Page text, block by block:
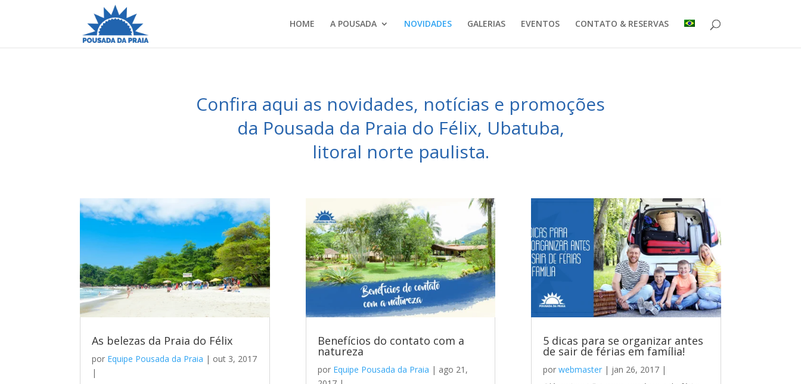
HOME A POUSADA NOVIDADES GALERIAS EVENTOS CONTATO & RESERVAS
Confira aqui as novidades, notícias e promoções
da Pousada da Praia do Félix, Ubatuba,
litoral norte paulista.
As belezas da Praia do Félix
por Equipe Pousada da Praia | out 3, 2017
|
Benefícios do contato com a
natureza
por Equipe Pousada da Praia | ago 21,
5 dicas para se organizar antes
de sair de férias em família!
por webmaster| jan 26, 2017|